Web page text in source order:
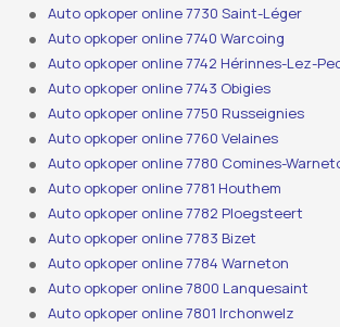
Auto opkoper online 7730 Saint-Léger
Auto opkoper online 7740 Warcoing
Auto opkoper online 7742 Hérinnes-Lez-
Auto opkoper online 7743 Obigies
Auto opkoper online 7750 Russeignies
Auto opkoper online 7760 Velaines
Auto opkoper online 7780 Comines-
Auto opkoper online 7781 Houthem
Auto opkoper online 7782 Ploegsteert
Auto opkoper online 7783 Bizet
Auto opkoper online 7784 Warneton
Auto opkoper online 7800 Lanquesaint
Auto opkoper online 7801 Irchonwelz